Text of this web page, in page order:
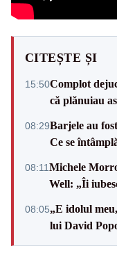
CITEȘTE ȘI
15:50Complot
că plănuiau
08:29Barjele au
Ce se
08:11Michele
Well: „Îi
08:05„E idolul
lui David